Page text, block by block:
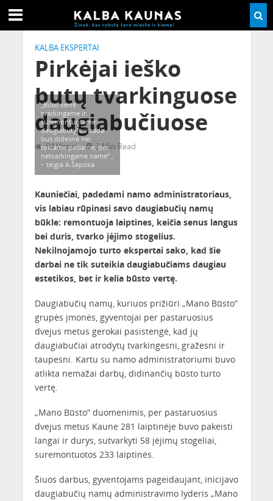
KALBA EKSPERTAI
Pirkėjai ieško
butų tvarkinguose
daugiabučiuose
94 Views 3 Min Read
„Buto vertė
tvarkingame ir
suremontuotame
daugiabutyje visada
bus didesnė nei
tokiame pačiame, bet
netvarkingame name“ ,
– teigia A.Šapoka
Kauniečiai, padedami namo administratoriaus,
vis labiau rūpinasi savo daugiabučių namų
būkle: remontuoja laiptines, keičia senus langus
bei duris, tvarko įėjimo stogelius.
Nekilnojamojo turto ekspertai sako, kad šie
darbai ne tik suteikia daugiabučiams daugiau
estetikos, bet ir kelia būsto vertę.
Daugiabučių namų, kuriuos prižiūri „Mano Būsto“
grupės įmonės, gyventojai per pastaruosius
dvejus metus gerokai pasistengė, kad jų
daugiabučiai atrodytų tvarkingesni, gražesni ir
taupesni. Kartu su namo administratoriumi buvo
atlikta nemažai darbų, didinančių būsto turto
vertę.
„Mano Būsto“ duomenimis, per pastaruosius
dvejus metus Kaune 281 laiptinėje buvo pakeisti
langai ir durys, sutvarkyti 58 įėjimų stogeliai,
suremontuotos 233 laiptinės.
Šiuos darbus, gyventojams pageidaujant, inicijavo
daugiabučių namų administravimo lyderis „Mano